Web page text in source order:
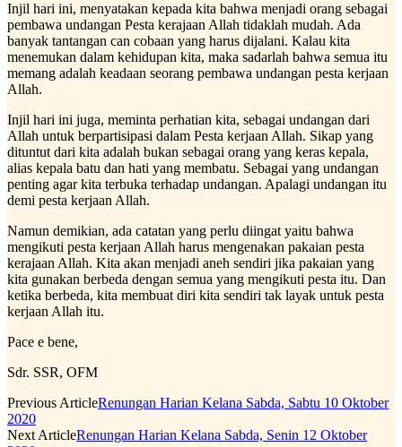
Injil hari ini, menyatakan kepada kita bahwa menjadi orang sebagai
pembawa undangan Pesta kerajaan Allah tidaklah mudah. Ada
banyak tantangan can cobaan yang harus dijalani. Kalau kita
menemukan dalam kehidupan kita, maka sadarlah bahwa semua itu
memang adalah keadaan seorang pembawa undangan pesta kerjaan
Allah.
Injil hari ini juga, meminta perhatian kita, sebagai undangan dari
Allah untuk berpartisipasi dalam Pesta kerjaan Allah. Sikap yang
dituntut dari kita adalah bukan sebagai orang yang keras kepala,
alias kepala batu dan hati yang membatu. Sebagai yang undangan
penting agar kita terbuka terhadap undangan. Apalagi undangan itu
demi pesta kerjaan Allah.
Namun demikian, ada catatan yang perlu diingat yaitu bahwa
mengikuti pesta kerjaan Allah harus mengenakan pakaian pesta
kerajaan Allah. Kita akan menjadi aneh sendiri jika pakaian yang
kita gunakan berbeda dengan semua yang mengikuti pesta itu. Dan
ketika berbeda, kita membuat diri kita sendiri tak layak untuk pesta
kerjaan Allah itu.
Pace e bene,
Sdr. SSR, OFM
Previous ArticleRenungan Harian Kelana Sabda, Sabtu 10 Oktober
2020
Next ArticleRenungan Harian Kelana Sabda, Senin 12 Oktober